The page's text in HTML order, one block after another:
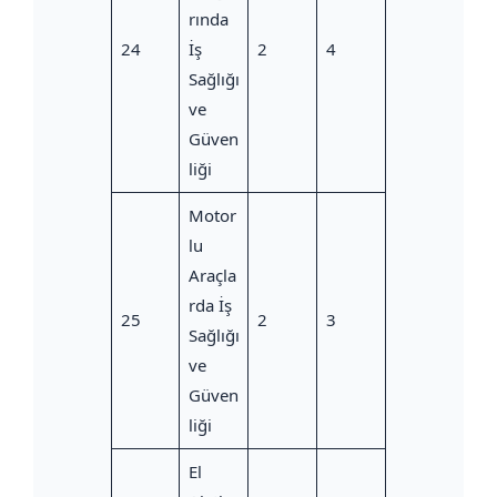
24
rında
İş
Sağlığı
ve
Güven
liği
2 4
25
Motor
lu
Araçla
rda İş
Sağlığı
ve
Güven
liği
2 3
El